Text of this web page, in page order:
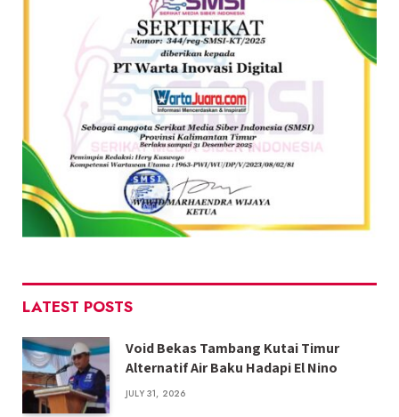
LATEST POSTS
Void Bekas Tambang Kutai Timur
Alternatif Air Baku Hadapi El Nino
JULY 31, 2026